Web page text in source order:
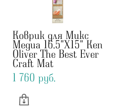
Коврик для Микс
Медиа 16.5"X15" Ken
Oliver The Best Ever
Craft Mat
1 760 pуб.